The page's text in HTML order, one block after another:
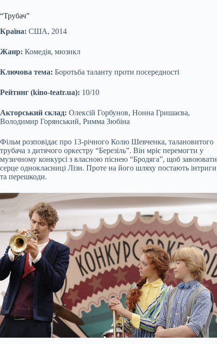
“Трубач”
Країна: США, 2014
Жанр: Комедія, мюзикл
Ключова тема: Боротьба таланту проти посередності
Рейтинг (kino-teatr.ua): 10/10
Акторський склад: Олексій Горбунов, Нонна Гришаєва,
Володимир Горянський, Римма Зюбіна
Фільм розповідає про 13-річного Колю Шевченка, талановитого
трубача з дитячого оркестру “Березіль”. Він мріє перемогти у
музичному конкурсі з власною піснею “Бродяга”, щоб завоювати
серце однокласниці Лізи. Проте на його шляху постають інтриги
та перешкоди.